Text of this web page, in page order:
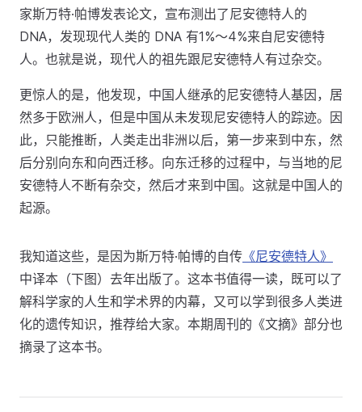
家斯万特·帕博发表论文，宣布测出了尼安德特人的
DNA，发现现代人类的 DNA 有1%～4%来自尼安德特
人。也就是说，现代人的祖先跟尼安德特人有过杂交。
更惊人的是，他发现，中国人继承的尼安德特人基因，居
然多于欧洲人，但是中国从未发现尼安德特人的踪迹。因
此，只能推断，人类走出非洲以后，第一步来到中东，然
后分别向东和向西迁移。向东迁移的过程中，与当地的尼
安德特人不断有杂交，然后才来到中国。这就是中国人的
起源。
我知道这些，是因为斯万特·帕博的自传 《尼安德特人》
中译本（下图）去年出版了。这本书值得一读，既可以了
解科学家的人生和学术界的内幕，又可以学到很多人类进
化的遗传知识，推荐给大家。本期周刊的《文摘》部分也
摘录了这本书。